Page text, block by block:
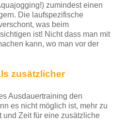
zumindest einen
Die laufspezifische
was beim
ist! Nicht dass man mit
kann, wo man vor der
zusätzlicher
Ausdauertraining den
es nicht möglich ist, mehr zu
und Zeit für eine zusätzliche